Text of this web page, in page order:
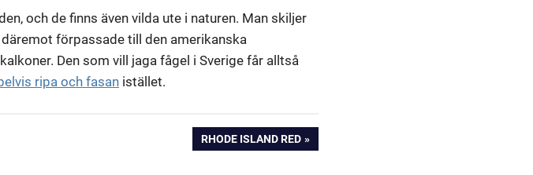
och de finns även vilda ute i naturen. Man skiljer
däremot förpassade till den amerikanska
Den som vill jaga fågel i Sverige får alltså
ripa och fasan istället.
NEXT
RHODE ISLAND RED